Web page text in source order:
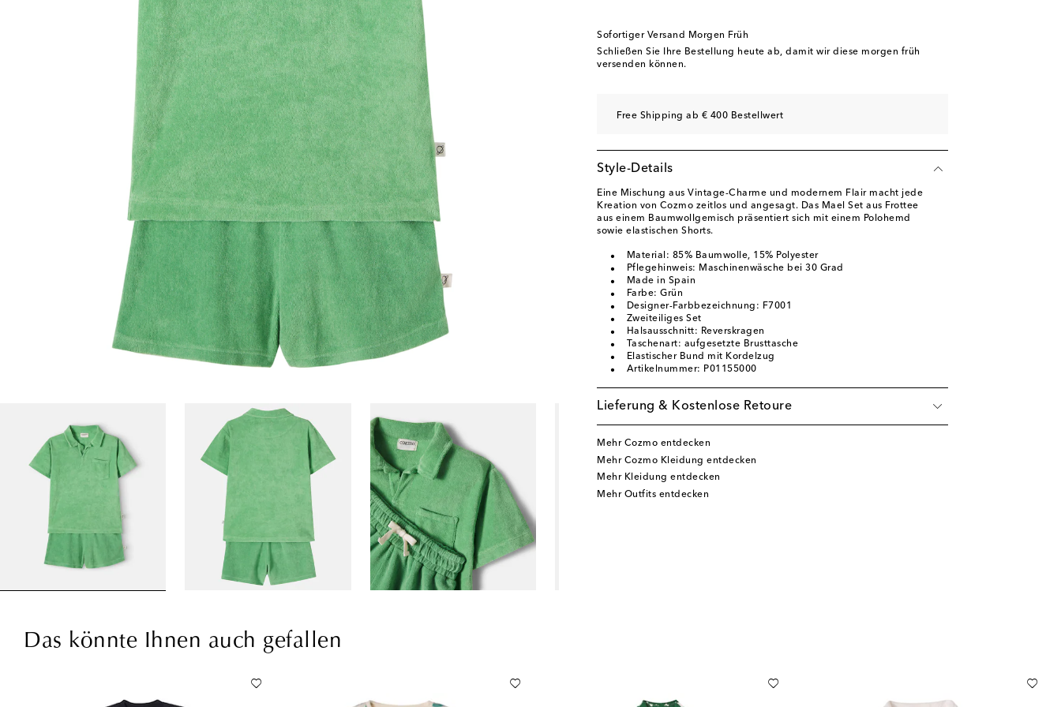
Sofortiger Versand Morgen Früh
Schließen Sie Ihre Bestellung heute ab, damit wir diese morgen früh
versenden können.
Free Shipping ab € 400 Bestellwert
Style-Details
Eine Mischung aus Vintage-Charme und modernem Flair macht jede
Kreation von Cozmo zeitlos und angesagt. Das Mael Set aus Frottee
aus einem Baumwollgemisch präsentiert sich mit einem Polohemd
sowie elastischen Shorts.
Material: 85% Baumwolle, 15% Polyester
Pflegehinweis: Maschinenwäsche bei 30 Grad
Made in Spain
Farbe: Grün
Designer-Farbbezeichnung: F7001
Zweiteiliges Set
Halsausschnitt: Reverskragen
Taschenart: aufgesetzte Brusttasche
Elastischer Bund mit Kordelzug
Artikelnummer: P01155000
Lieferung & Kostenlose Retoure
Mehr Cozmo entdecken
Mehr Cozmo Kleidung entdecken
Mehr Kleidung entdecken
Mehr Outfits entdecken
Das könnte Ihnen auch gefallen